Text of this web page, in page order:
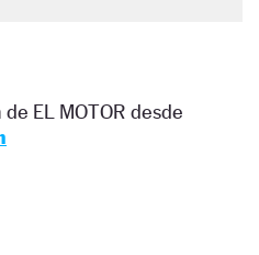
EL MOTOR desde